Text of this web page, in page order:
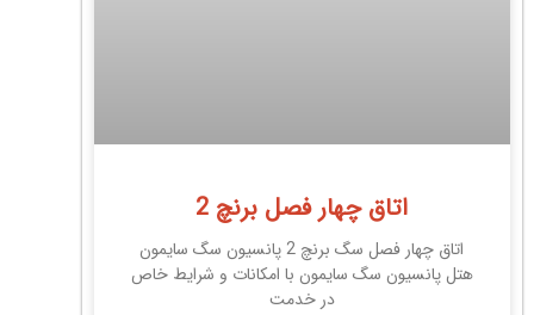
اتاق چهار فصل برنچ 2
اتاق چهار فصل سگ برنچ 2 پانسیون سگ سایمون
هتل پانسیون سگ سایمون با امکانات و شرایط خاص
در خدمت